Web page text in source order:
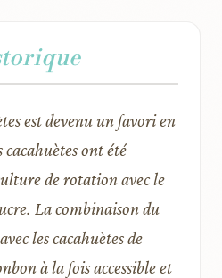
est devenu un favori en
ont été
de rotation avec le
La combinaison du
les cacahuètes de
à la fois accessible et